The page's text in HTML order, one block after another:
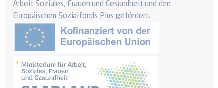
Arbeit Soziales, Frauen und Gesundheit und den
Europäischen Sozialfonds Plus gefördert.